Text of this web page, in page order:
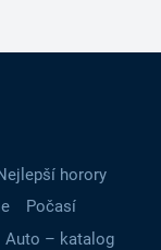
horory
Počasí
Auto – katalog